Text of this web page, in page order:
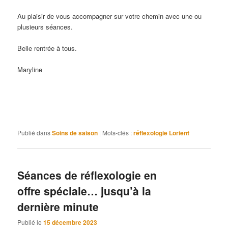
Au plaisir de vous accompagner sur votre chemin avec une ou
plusieurs séances.
Belle rentrée à tous.
Maryline
Publié dansSoins de saison | Mots-clés :réflexologie Lorient
Séances de réflexologie en
offre spéciale… jusqu’à la
dernière minute
Publié le15 décembre 2023